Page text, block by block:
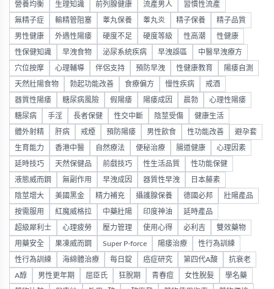
營養均衡 生理知識 前列腺健康 流產男人 習慣性流產
無精子症 輸精管阻塞 睾丸保養 睾丸炎 精子保養 精子品質
男性健康 外遇性陽痿 硬度不足 硬度等級 性高潮 性健康
性保健知識 早洩食物 泌尿系統疾病 早洩誤區 中醫早洩療方
穴位按摩 心理輔導 伴侶支持 預防早洩 性健康教育 陽痿自測
天然壯陽食物 勃起功能改善 食療偏方 慢性疾病 戒酒
器質性陽痿 糖尿病風險 假陽痿 陽痿成因 晨勃 心理性陽痿
糖尿病 手淫 長者保健 性交中斷 陰莖受傷 健康生活
體外射精 肝病 戒煙 預防陽痿 男性飲食 性功能改善 避孕套
生育能力 香港中醫 自然療法 便秘治療 腸道健康 心理因素
延時技巧 天然保健品 前戲技巧 性生活品質 性功能保健
液態威而鋼 無副作用 早洩成因 器質性早洩 日本藤素
陰莖增大 美國黑金 精力補充 攝護腺保養 德國必邦 壯陽產品
按需服用 紅魔威格拉 中藥壯陽 印度神油 延時產品
超級犀利士 心理疲勞 壓力管理 使用心得 必利吉 雙效藥物
用藥安全 果凍威而鋼 Super P-force 陽痿治療 性行為訓練
性行為訓練 海綿體治療 每日錠 癌症研究 第四代A酸 抗衰老
A醇 男性更年期 屈臣氏 狂脫期 青春痘 女性脫髮 學名藥